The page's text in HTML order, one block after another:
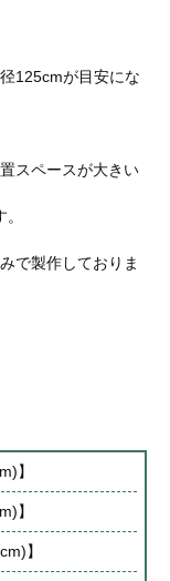
125cmが目安にな
スペースが大きい
で製作しておりま
】
】
】